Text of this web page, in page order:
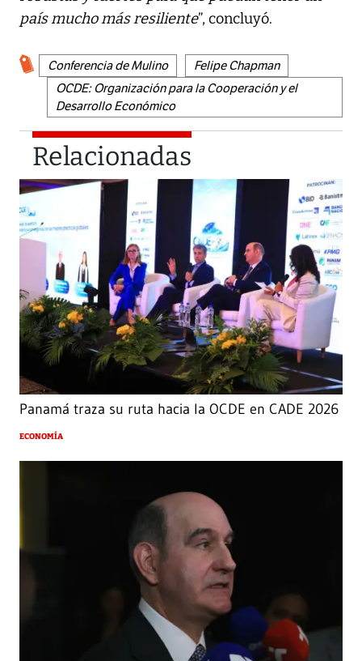
país mucho más resiliente”, concluyó.
Conferencia de Mulino
Felipe Chapman
OCDE: Organización para la Cooperación y el
Desarrollo Económico
Relacionadas
Panamá traza su ruta hacia la OCDE en CADE 2026
ECONOMÍA